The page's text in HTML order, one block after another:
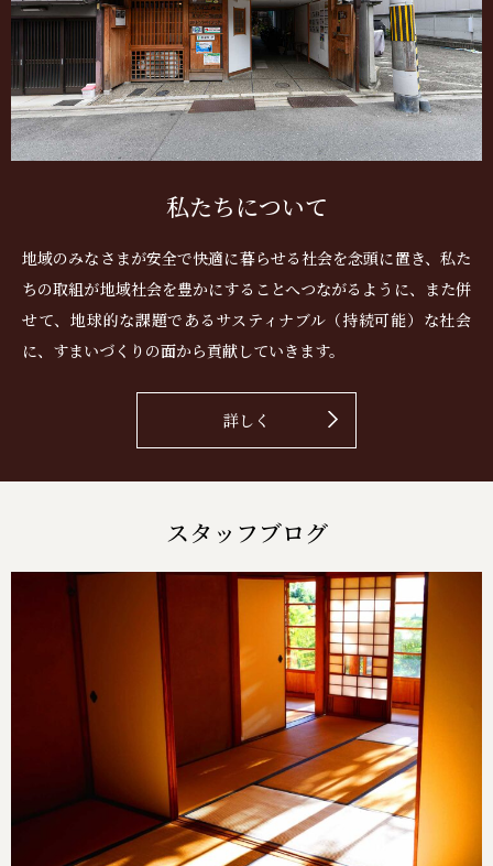
私たちについて
地域のみなさまが安全で快適に暮らせる社会を念頭に置き、私た
ちの取組が地域社会を豊かにすることへつながるように、また併
せて、地球的な課題であるサスティナブル（持続可能）な社会
に、すまいづくりの面から貢献していきます。
詳しく
スタッフブログ